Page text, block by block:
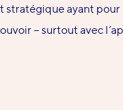
stratégique ayant pour
– surtout avec